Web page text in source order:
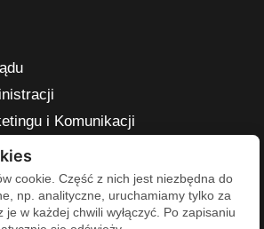
i Komunikacji
Olimpijskiej
i Kadr
Olimpijskich
cookie. Część z nich jest niezbędna do
np. analityczne, uruchamiamy tylko za
w każdej chwili wyłączyć. Po zapisaniu